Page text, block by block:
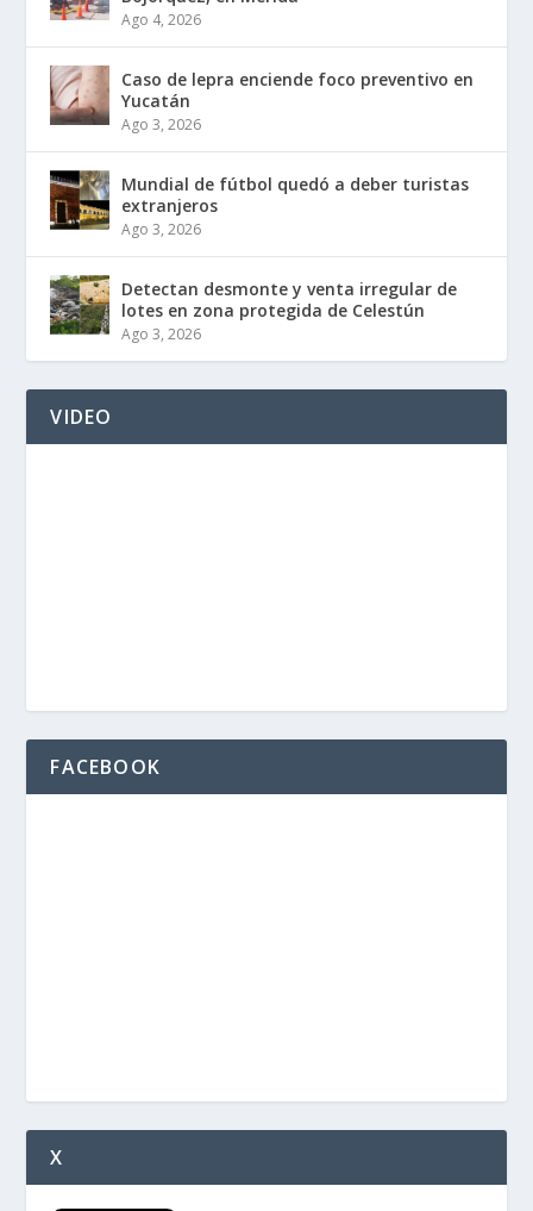
Ago 4, 2026
Caso de lepra enciende foco preventivo en
Yucatán
Ago 3, 2026
Mundial de fútbol quedó a deber turistas
extranjeros
Ago 3, 2026
Detectan desmonte y venta irregular de
lotes en zona protegida de Celestún
Ago 3, 2026
VIDEO
FACEBOOK
X